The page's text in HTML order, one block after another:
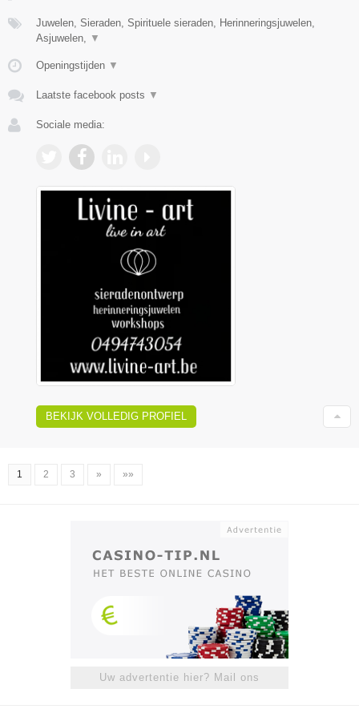
Juwelen, Sieraden, Spirituele sieraden, Herinneringsjuwelen,
Asjuwelen,
▼
Openingstijden ▼
Laatste facebook posts ▼
Sociale media:
BEKIJK VOLLEDIG PROFIEL
1 2 3 » »»
Uw advertentie hier? Mail ons